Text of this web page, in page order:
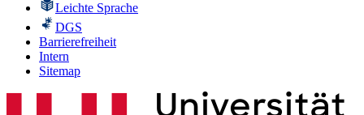
Leichte Sprache
DGS
Barrierefreiheit
Intern
Sitemap